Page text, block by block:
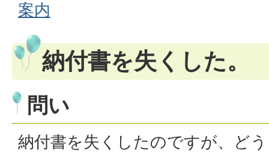
案内
納付書を失くした。
問い
納付書を失くしたのですが、ど